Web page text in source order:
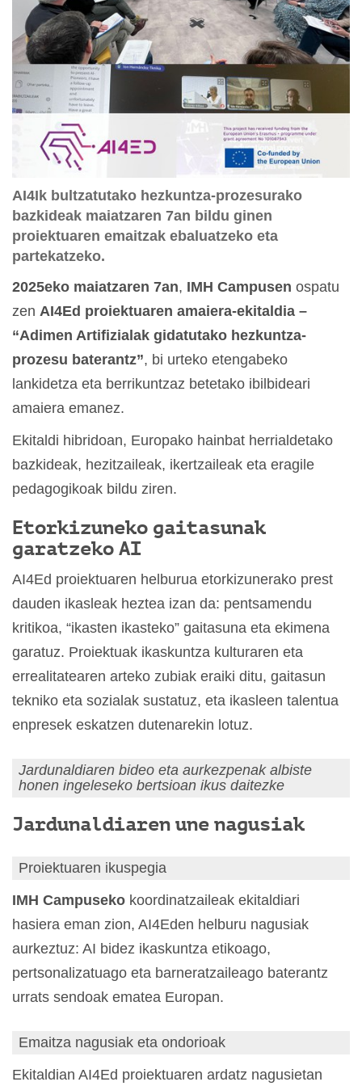
AI4Ik bultzatutako hezkuntza-prozesurako
bazkideak maiatzaren 7an bildu ginen
proiektuaren emaitzak ebaluatzeko eta
partekatzeko.
2025eko maiatzaren 7an, IMH Campusen ospatu
zen AI4Ed proiektuaren amaiera-ekitaldia –
“Adimen Artifizialak gidatutako hezkuntza-
prozesu baterantz”, bi urteko etengabeko
lankidetza eta berrikuntzaz betetako ibilbideari
amaiera emanez.
Ekitaldi hibridoan, Europako hainbat herrialdetako
bazkideak, hezitzaileak, ikertzaileak eta eragile
pedagogikoak bildu ziren.
Etorkizuneko gaitasunak
garatzeko AI
AI4Ed proiektuaren helburua etorkizunerako prest
dauden ikasleak heztea izan da: pentsamendu
kritikoa, “ikasten ikasteko” gaitasuna eta ekimena
garatuz. Proiektuak ikaskuntza kulturaren eta
errealitatearen arteko zubiak eraiki ditu, gaitasun
tekniko eta sozialak sustatuz, eta ikasleen talentua
enpresek eskatzen dutenarekin lotuz.
Jardunaldiaren bideo eta aurkezpenak albiste
honen ingeleseko bertsioan ikus daitezke
Jardunaldiaren une nagusiak
Proiektuaren ikuspegia
IMH Campuseko koordinatzaileak ekitaldiari
hasiera eman zion, AI4Eden helburu nagusiak
aurkeztuz: AI bidez ikaskuntza etikoago,
pertsonalizatuago eta barneratzaileago baterantz
urrats sendoak ematea Europan.
Emaitza nagusiak eta ondorioak
Ekitaldian AI4Ed proiektuaren ardatz nagusietan